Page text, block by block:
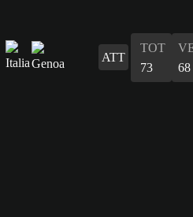
ATT
TOT
73
68